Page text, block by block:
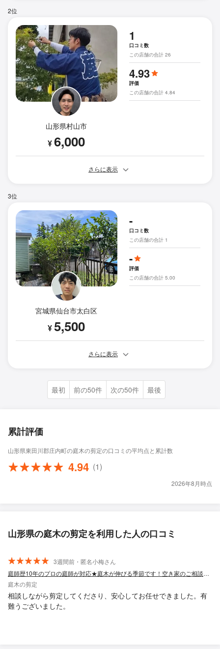
2位
山形県村山市
¥6,000
1
口コミ数
この店舗の合計 26
4.93
評価
この店舗の合計 4.84
さらに表示
3位
宮城県仙台市太白区
¥5,500
-
口コミ数
この店舗の合計 1
-
評価
この店舗の合計 5.00
さらに表示
最初 前の50件 次の50件 最後
累計評価
山形県東田川郡庄内町の庭木の剪定の口コミの平均点と累計数
4.94 (1)
2026年8月時点
山形県の庭木の剪定を利用した人の口コミ
3週間前・匿名小梅さん
庭師歴10年のプロの庭師が対応★庭木が伸びる季節です！空き家のご相談も歓迎！
庭木の剪定
相談しながら剪定してくださり、安心してお任せできました。有
難うございました。